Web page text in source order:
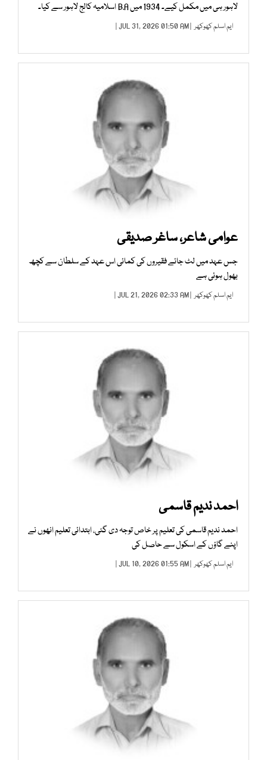
لاہور ہی میں مکمل کیے۔ 1934 میں B.A اسلامیہ کالج لاہور سے کیا۔
ایم اسلم کھوکھر | JUL 31, 2026 01:50 AM |
عوامی شاعر، ساغر صدیقی
جس عہد میں لٹ جائے فقیروں کی کمائی اس عہد کے سلطان سے کچھ
بھول ہوئی ہے
ایم اسلم کھوکھر | JUL 21, 2026 02:33 AM |
احمد ندیم قاسمی
احمد ندیم قاسمی کی تعلیم پر خاص توجہ دی گئی، ابتدائی تعلیم انھوں نے
اپنے گاؤں کے اسکول سے حاصل کی
ایم اسلم کھوکھر | JUL 10, 2026 01:55 AM |